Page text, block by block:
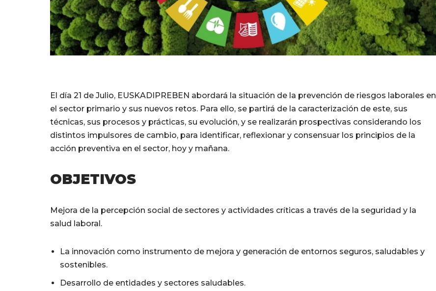
El día 21 de Julio, EUSKADIPREBEN abordará la situación de la prevención de riesgos laborales en
el sector primario y sus nuevos retos. Para ello, se partirá de la caracterización de este, sus
técnicas, sus procesos y prácticas, su evolución, y se realizarán prospectivas considerando los
distintos impulsores de cambio, para identificar, reflexionar y consensuar los principios de la
acción preventiva en el sector, hoy y mañana.
OBJETIVOS
Mejora de la percepción social de sectores y actividades críticas a través de la seguridad y la
salud laboral.
La innovación como instrumento de mejora y generación de entornos seguros, saludables y
sostenibles.
Desarrollo de entidades y sectores saludables.